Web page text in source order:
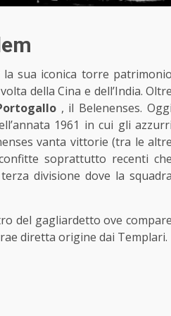
sua iconica torre patrimonio
della Cina e dell’India. Oltre
, il Belenenses. Oggi
1961 in cui gli azzurri
vanta vittorie (tra le altre
soprattutto recenti che
divisione dove la squadra
del gagliardetto ove compare
diretta origine dai Templari.